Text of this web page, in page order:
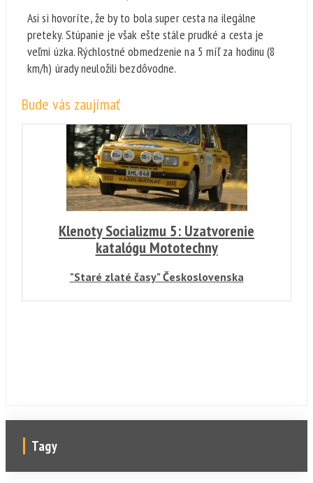
Asi si hovoríte, že by to bola super cesta na ilegálne
preteky. Stúpanie je však ešte stále prudké a cesta je
veľmi úzka. Rýchlostné obmedzenie na 5 míľ za hodinu (8
km/h) úrady neuložili bezdôvodne.
Bude vás zaujímať
Klenoty Socializmu 5: Uzatvorenie
katalógu Mototechny
"Staré zlaté časy" Československa
Tagy